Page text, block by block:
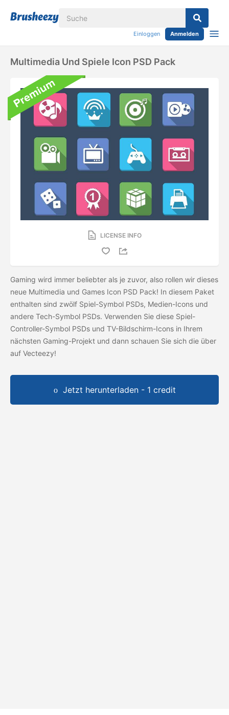
Einloggen Anmelden
Multimedia Und Spiele Icon PSD Pack
LICENSE INFO
Gaming wird immer beliebter als je zuvor, also rollen wir dieses
neue Multimedia und Games Icon PSD Pack! In diesem Paket
enthalten sind zwölf Spiel-Symbol PSDs, Medien-Icons und
andere Tech-Symbol PSDs. Verwenden Sie diese Spiel-
Controller-Symbol PSDs und TV-Bildschirm-Icons in Ihrem
nächsten Gaming-Projekt und dann schauen Sie sich die über
auf Vecteezy!
Jetzt herunterladen - 1 credit